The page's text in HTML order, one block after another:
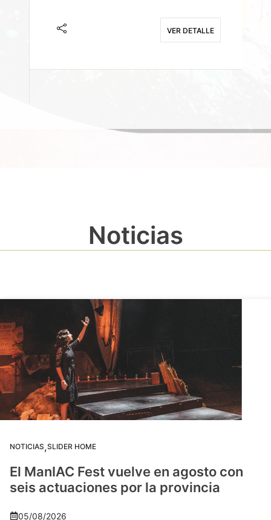
VER DETALLE
Noticias
NOTICIAS,SLIDER HOME
El ManIAC Fest vuelve en agosto con
seis actuaciones por la provincia
05/08/2026